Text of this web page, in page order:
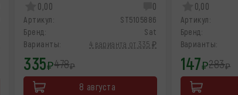
0,00 0
Артикул:
ST5105886
Бренд:
Sat
Варианты:
4 варианта от 335 ₽
335₽478₽
8 августа
0,00
Артикул:
Бренд:
Варианты:
147₽283₽